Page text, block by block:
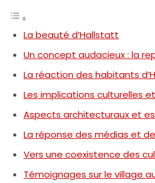
La beauté d’Hallstatt
Un concept audacieux : la
La réaction des habitants
Les implications culturelles
Aspects architecturaux et
La réponse des médias et
Vers une coexistence des
Témoignages sur le village